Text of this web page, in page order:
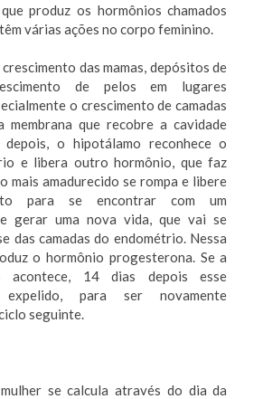
produz os hormônios chamados
várias ações no corpo feminino.
das mamas, depósitos de
de pelos em lugares
o crescimento de camadas
membrana que recobre a cavidade
o hipotálamo reconhece o
e libera outro hormônio, que faz
mais amadurecido se rompa e libere
para se encontrar com um
e gerar uma nova vida, que vai se
das camadas do endométrio. Nessa
o hormônio progesterona. Se a
acontece, 14 dias depois esse
para ser novamente
seguinte.
se calcula através do dia da